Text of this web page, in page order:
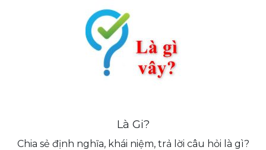
Là Gi?
Chia sẻ định nghĩa, khái niệm, trả lời câu hỏi là gì?